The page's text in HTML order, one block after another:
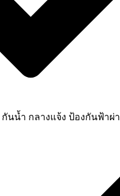
นน้ำ กลางแจ้ง ป้องกันฟ้าผ่า